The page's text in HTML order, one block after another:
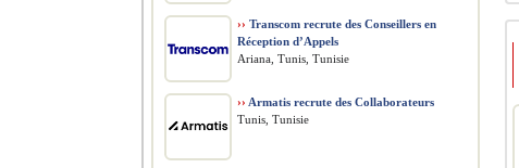
›› Transcom recrute des Conseillers en
Réception d’Appels
Ariana, Tunis, Tunisie
›› Armatis recrute des Collaborateurs
Tunis, Tunisie